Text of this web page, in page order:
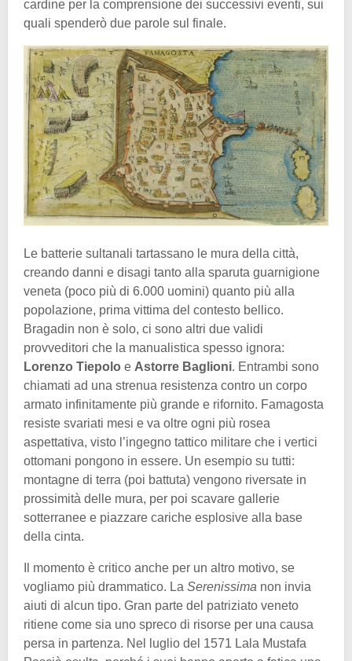
cardine per la comprensione dei successivi eventi, sui
quali spenderò due parole sul finale.
Le batterie sultanali tartassano le mura della città,
creando danni e disagi tanto alla sparuta guarnigione
veneta (poco più di 6.000 uomini) quanto più alla
popolazione, prima vittima del contesto bellico.
Bragadin non è solo, ci sono altri due validi
provveditori che la manualistica spesso ignora:
Lorenzo Tiepolo e Astorre Baglioni. Entrambi sono
chiamati ad una strenua resistenza contro un corpo
armato infinitamente più grande e rifornito. Famagosta
resiste svariati mesi e va oltre ogni più rosea
aspettativa, visto l’ingegno tattico militare che i vertici
ottomani pongono in essere. Un esempio su tutti:
montagne di terra (poi battuta) vengono riversate in
prossimità delle mura, per poi scavare gallerie
sotterranee e piazzare cariche esplosive alla base
della cinta.
Il momento è critico anche per un altro motivo, se
vogliamo più drammatico. La Serenissima non invia
aiuti di alcun tipo. Gran parte del patriziato veneto
ritiene come sia uno spreco di risorse per una causa
persa in partenza. Nel luglio del 1571 Lala Mustafa